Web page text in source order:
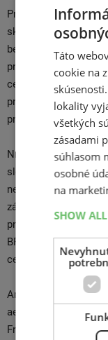
Preskúmajte viac s
skonštruovaná tak,
bez nutnosti
pneumatika
ceny a výkonu a
pneumatík. Užite si
pneumatík.
Nikdy
sledovateľný
nerovnováhe medzi
zároveň sleduje
pneumatikou,
BFGoodrich
cestujúcich na ceste.
Americká značka
aeoronautiky
Franklinom
Táto
cookie na
lokality
všetkých
zásadami
súhlasom
osobné
na
SHOW